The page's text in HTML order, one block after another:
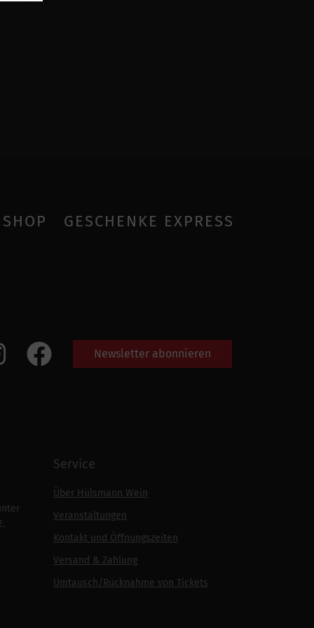
SHOP GESCHENKE EXPRESS
Newsletter abonnieren
Service
Über Hülsmann Wein
Veranstaltungen
Kontakt und Öffnungszeiten
Versand & Zahlung
Umtausch/Rücknahme von Tickets